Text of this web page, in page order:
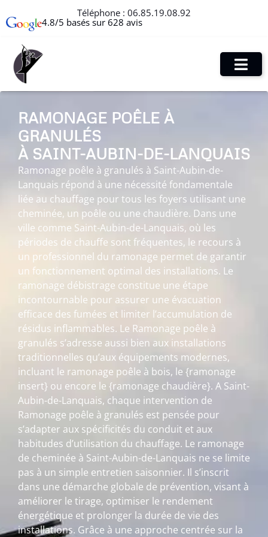
Téléphone : 06.85.19.08.92
4.8/5 basés sur 628 avis
RAMONAGE POÊLE À
GRANULÉS
À SAINT-AUBIN-DE-LANQUAIS
Ramonage poêle à granulés à Saint-Aubin-de-
Lanquais répond à une nécessité fondamentale
liée au chauffage pour tous les foyers utilisant une
cheminée, un poêle ou une chaudière. Dans une
ville comme Saint-Aubin-de-Lanquais, où les
périodes de chauffe sont fréquentes, le recours à
un professionnel du ramonage permet de garantir
un fonctionnement optimal des installations. Le
ramonage débistrage constitue une étape
incontournable pour assurer une évacuation
efficace des fumées et limiter l’accumulation de
résidus inflammables. Le Ramonage poêle à
granulés s’adresse aussi bien aux installations
traditionnelles qu’aux équipements modernes,
incluant le ramonage poêle à bois, le {ramonage
insert} ou encore le {ramonage chaudière}. A Saint-
Aubin-de-Lanquais, chaque intervention de
Ramonage poêle à granulés est pensée pour
s’adapter aux spécificités du conduit et aux
habitudes d’utilisation du chauffage. Le ramonage
de cheminée à Saint-Aubin-de-Lanquais ne se limite
pas à un simple entretien saisonnier. Il s’inscrit
dans une démarche globale de prévention, visant à
améliorer le tirage, optimiser le rendement
énergétique et prolonger la durée de vie des
installations. Grâce à une approche centrée sur la